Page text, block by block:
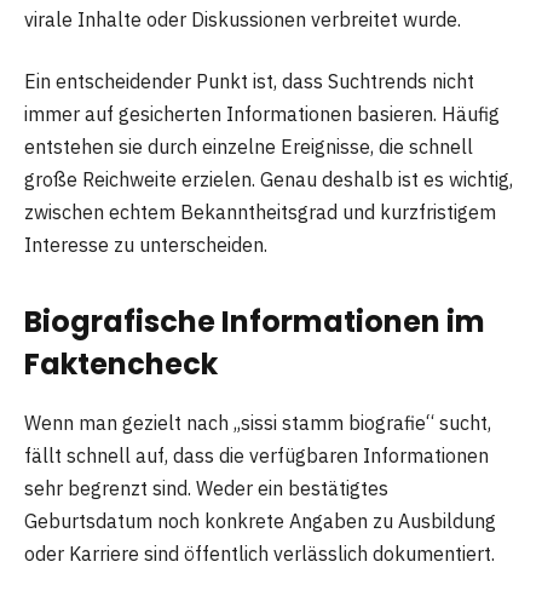
virale Inhalte oder Diskussionen verbreitet wurde.
Ein entscheidender Punkt ist, dass Suchtrends nicht
immer auf gesicherten Informationen basieren. Häufig
entstehen sie durch einzelne Ereignisse, die schnell
große Reichweite erzielen. Genau deshalb ist es wichtig,
zwischen echtem Bekanntheitsgrad und kurzfristigem
Interesse zu unterscheiden.
Biografische Informationen im
Faktencheck
Wenn man gezielt nach „sissi stamm biografie“ sucht,
fällt schnell auf, dass die verfügbaren Informationen
sehr begrenzt sind. Weder ein bestätigtes
Geburtsdatum noch konkrete Angaben zu Ausbildung
oder Karriere sind öffentlich verlässlich dokumentiert.